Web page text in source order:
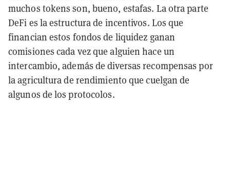
muchos tokens son, bueno, estafas. La otra parte
DeFi es la estructura de incentivos. Los que
financian estos fondos de liquidez ganan
comisiones cada vez que alguien hace un
intercambio, además de diversas recompensas por
la agricultura de rendimiento que cuelgan de
algunos de los protocolos.